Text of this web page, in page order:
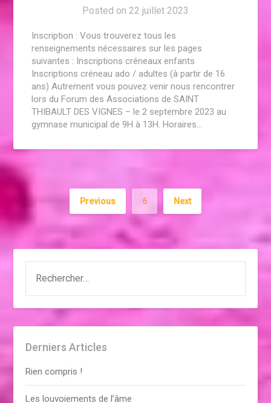
Posted on 22 juillet 2023
Inscription : Vous trouverez tous les
renseignements nécessaires sur les pages
suivantes : Inscriptions créneaux enfants
Inscriptions créneau ado / adultes (à partir de 16
ans) Autrement vous pouvez venir nous rencontrer
lors du Forum des Associations de SAINT
THIBAULT DES VIGNES – le 2 septembre 2023 au
gymnase municipal de 9H à 13H. Horaires…
Previous 6 Next
Derniers Articles
Rien compris !
Les louvoiements de l’âme